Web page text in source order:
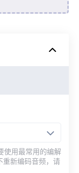
使用最常用的编解
重新编码音频，请